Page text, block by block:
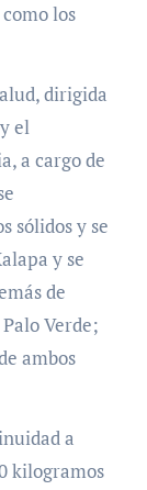
los
dirigida
el
a cargo de
sólidos y se
y se
de
Verde;
ambos
a
kilogramos